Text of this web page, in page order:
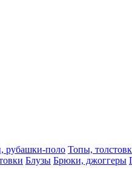
рубашки-поло Топы,
Блузы Брюки, джоггеры